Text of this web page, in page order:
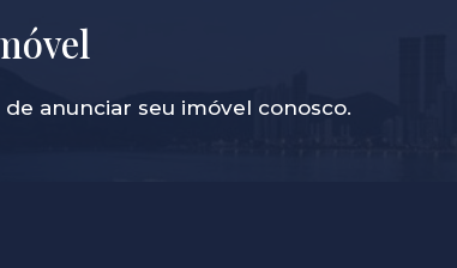
anunciar seu imóvel conosco.